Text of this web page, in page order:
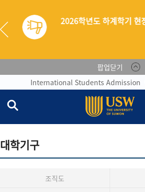
팝업닫기
International Students Admission
대학기구
조직도